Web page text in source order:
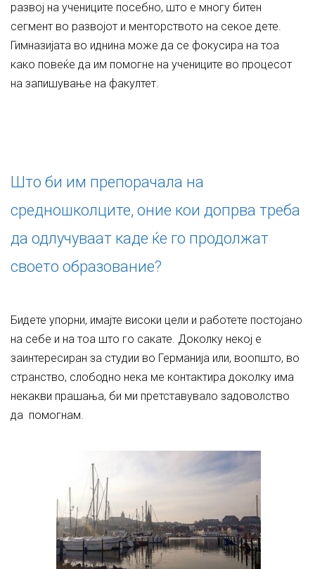
развој на учениците посебно, што е многу битен
сегмент во развојот и менторството на секое дете.
Гимназијата во иднина може да се фокусира на тоа
како повеќе да им помогне на учениците во процесот
на запишување на факултет.
Што би им препорачала на
средношколците, оние кои допрва треба
да одлучуваат каде ќе го продолжат
своето образование?
Бидете упорни, имајте високи цели и работете постојано
на себе и на тоа што го сакате. Доколку некој е
заинтересиран за студии во Германија или, воопшто, во
странство, слободно нека ме контактира доколку има
некакви прашања, би ми претставувало задоволство
да помогнам.